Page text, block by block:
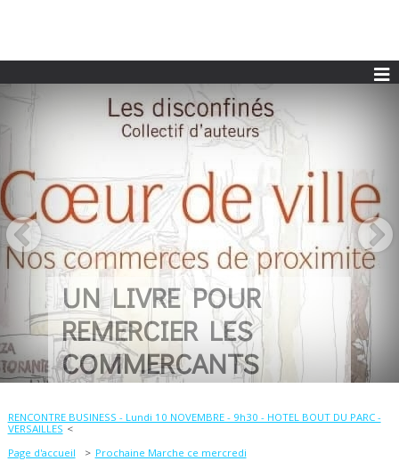
UN LIVRE POUR
REMERCIER LES
COMMERCANTS
RENCONTRE BUSINESS - Lundi 10 NOVEMBRE - 9h30 - HOTEL BOUT DU PARC -
VERSAILLES
Page d'accueil
Prochaine Marche ce mercredi